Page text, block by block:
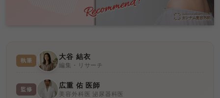
執筆 大谷 結衣
編集・リサーチ
監修 広重 佑 医師
美容外科医 泌尿器科医